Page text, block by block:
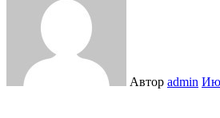
Автор admin